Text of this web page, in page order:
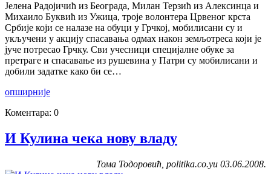
Јелена Радојичић из Београда, Милан Терзић из Алексинца и
Михаило Буквић из Ужица, троје волонтера Црвеног крста
Србије који се налазе на обуци у Грчкој, мобилисани су и
укључени у акцију спасавања одмах након земљотреса који је
јуче потресао Грчку. Сви учесници специјалне обуке за
претраге и спасавање из рушевина у Патри су мобилисани и
добили задатке како би се…
опширније
Коментара: 0
И Кулина чека нову владу
Тома Тодоровић, politika.co.yu 03.06.2008.